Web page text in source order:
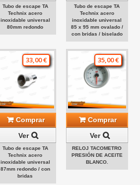
Tubo de escape TA
Technix acero
inoxidable universal
80mm redondo
Tubo de escape TA
Technix acero
inoxidable universal
85 x 95 mm ovalado /
con bridas / biselado
33,00 €
Comprar
Ver
Tubo de escape TA
Technix acero
inoxidable universal
87mm redondo / con
bridas
35,00 €
Comprar
Ver
RELOJ TACOMETRO
PRESIÓN DE ACEITE
BLANCO.